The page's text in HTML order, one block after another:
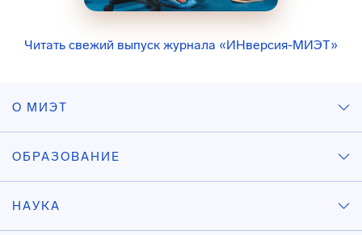
Читать свежий выпуск журнала «ИНверсия-МИЭТ»
О МИЭТ
ОБРАЗОВАНИЕ
НАУКА